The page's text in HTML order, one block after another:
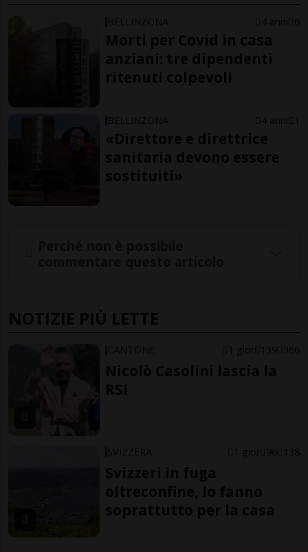
BELLINZONA 4 anni 6
Morti per Covid in casa
anziani: tre dipendenti
ritenuti colpevoli
BELLINZONA 4 anni 1
«Direttore e direttrice
sanitaria devono essere
sostituiti»
NOTIZIE PIÙ LETTE
CANTONE 1 gior 139 366
Nicolò Casolini lascia la
RSI
SVIZZERA 1 gior 96 138
Svizzeri in fuga
oltreconfine, lo fanno
soprattutto per la casa